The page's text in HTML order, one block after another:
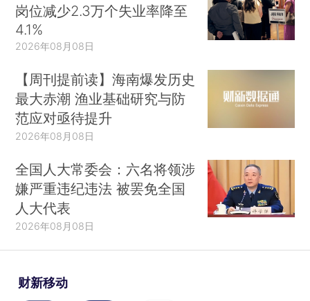
岗位减少2.3万个失业率降至
4.1%
2026年08月08日
【周刊提前读】海南爆发历史
最大赤潮 渔业基础研究与防
范应对亟待提升
2026年08月08日
全国人大常委会：六名将领涉
嫌严重违纪违法 被罢免全国
人大代表
2026年08月08日
财新移动